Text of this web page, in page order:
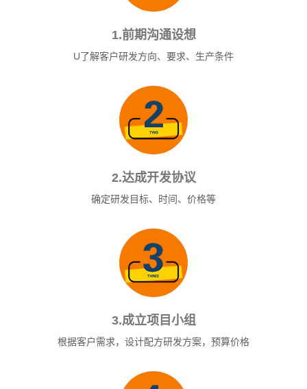
1.前期沟通设想
U了解客户研发方向、要求、生产条件
2.达成开发协议
确定研发目标、时间、价格等
3.成立项目小组
根据客户需求，设计配方研发方案，预算价格